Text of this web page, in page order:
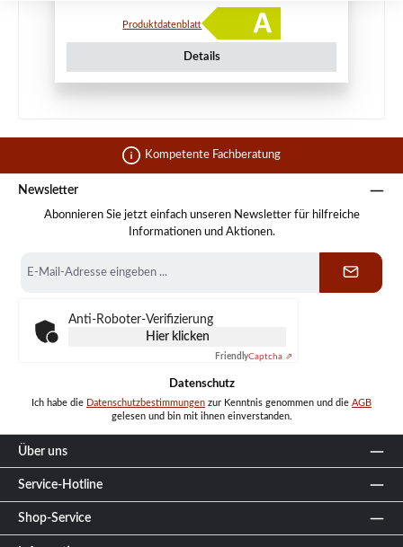
Produktdatenblatt
Details
Kompetente Fachberatung
Newsletter
Abonnieren Sie jetzt einfach unseren Newsletter für hilfreiche
Informationen und Aktionen.
Mail-
Anti-Roboter-Verifizierung
Hier klicken
FriendlyCaptcha ⇗
Datenschutz
Ich habe die Datenschutzbestimmungen zur Kenntnis genommen und die AGB
gelesen und bin mit ihnen einverstanden.
Über uns
Service-Hotline
Shop-Service